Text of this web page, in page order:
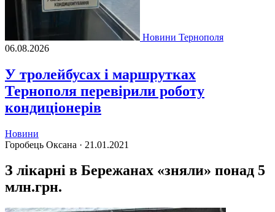
Новини Тернополя
06.08.2026
У тролейбусах і маршрутках
Тернополя перевірили роботу
кондиціонерів
Новини
Горобець Оксана · 21.01.2021
З лікарні в Бережанах «зняли» понад 5
млн.грн.